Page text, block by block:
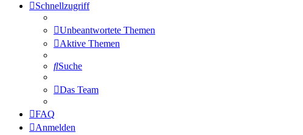
Schnellzugriff
Unbeantwortete Themen
Aktive Themen
Suche
Das Team
FAQ
Anmelden